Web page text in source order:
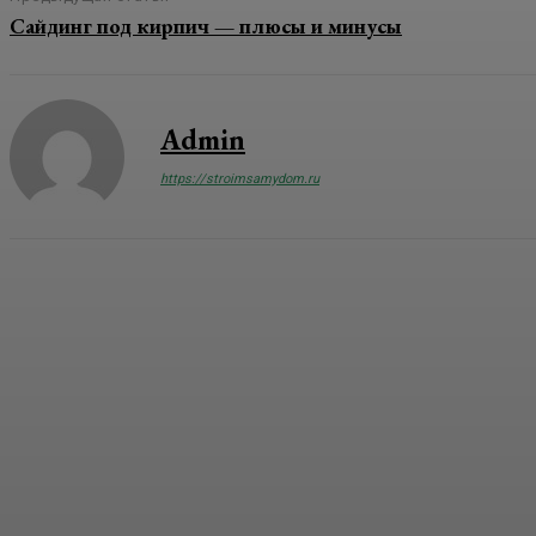
Сайдинг под кирпич — плюсы и минусы
Admin
https://stroimsamydom.ru